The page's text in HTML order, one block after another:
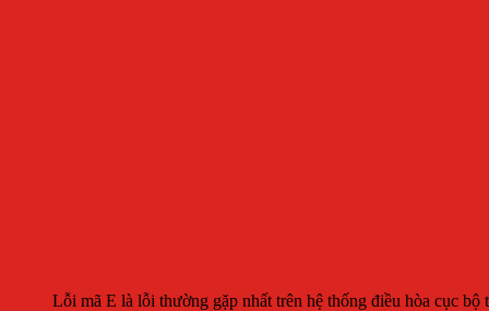
Lỗi mã E là lỗi thường gặp nhất trên hệ thống điều hòa cục bộ